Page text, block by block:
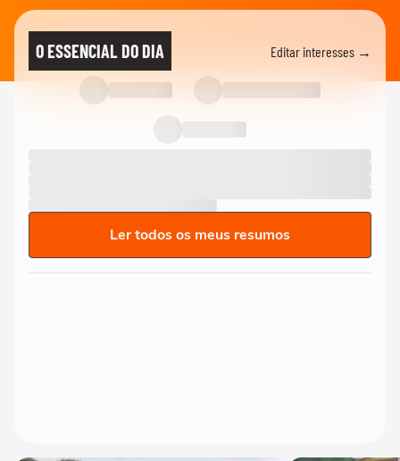
O ESSENCIAL DO DIA Editar interesses →
Ler todos os meus resumos